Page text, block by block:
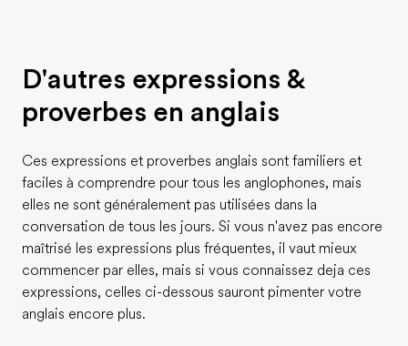
D'autres expressions &
proverbes en anglais
Ces expressions et proverbes anglais sont familiers et
faciles à comprendre pour tous les anglophones, mais
elles ne sont généralement pas utilisées dans la
conversation de tous les jours. Si vous n'avez pas encore
maîtrisé les expressions plus fréquentes, il vaut mieux
commencer par elles, mais si vous connaissez deja ces
expressions, celles ci-dessous sauront pimenter votre
anglais encore plus.